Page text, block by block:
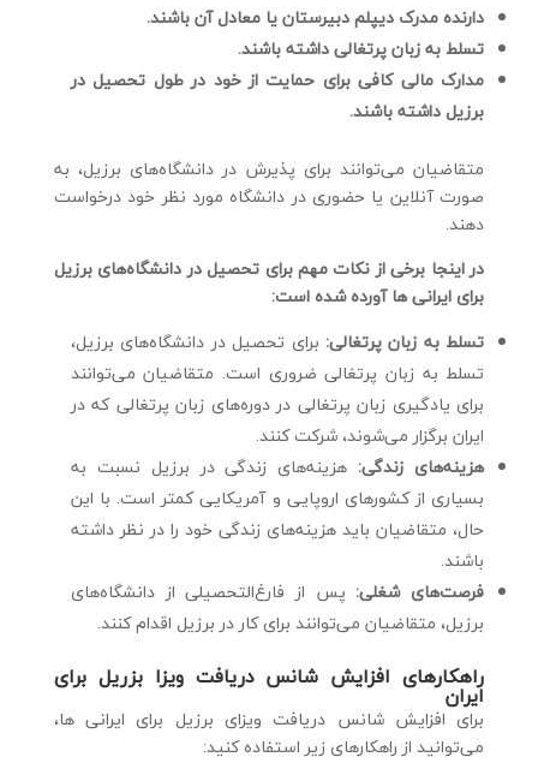
دارنده مدرک دیپلم دبیرستان یا معادل آن باشند.
تسلط به زبان پرتغالی داشته باشند.
مدارک مالی کافی برای حمایت از خود در طول تحصیل در
برزیل داشته باشند.
متقاضیان می‌توانند برای پذیرش در دانشگاه‌های برزیل، به
صورت آنلاین یا حضوری در دانشگاه مورد نظر خود درخواست
دهند.
در اینجا برخی از نکات مهم برای تحصیل در دانشگاه‌های برزیل
برای ایرانی ها آورده شده است:
تسلط به زبان پرتغالی: برای تحصیل در دانشگاه‌های برزیل،
تسلط به زبان پرتغالی ضروری است. متقاضیان می‌توانند
برای یادگیری زبان پرتغالی در دوره‌های زبان پرتغالی که در
ایران برگزار می‌شوند، شرکت کنند.
هزینه‌های زندگی: هزینه‌های زندگی در برزیل نسبت به
بسیاری از کشورهای اروپایی و آمریکایی کمتر است. با این
حال، متقاضیان باید هزینه‌های زندگی خود را در نظر داشته
باشند.
فرصت‌های شغلی: پس از فارغ‌التحصیلی از دانشگاه‌های
برزیل، متقاضیان می‌توانند برای کار در برزیل اقدام کنند.
راهکارهای افزایش شانس دریافت ویزا بزریل برای
ایران
برای افزایش شانس دریافت ویزای برزیل برای ایرانی ها،
می‌توانید از راهکارهای زیر استفاده کنید: